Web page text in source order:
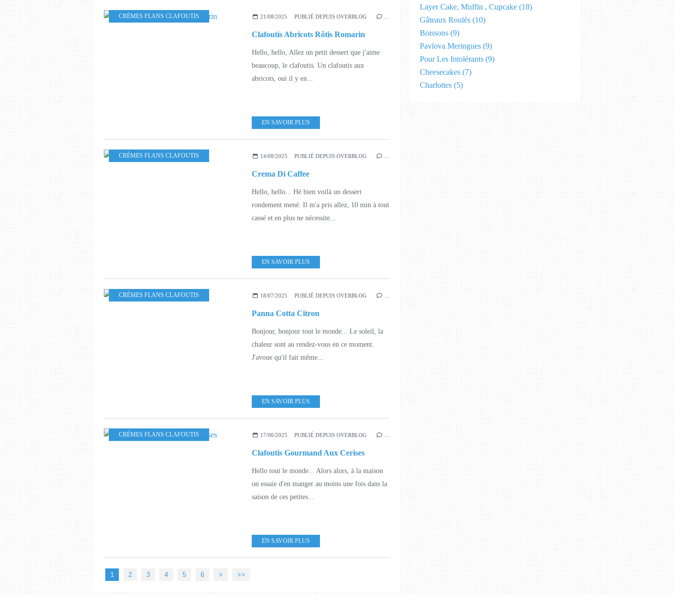
CRÈMES FLANS CLAFOUTIS 21/08/2025 PUBLIÉ DEPUIS OVERBLOG
Clafoutis Abricots Rôtis Romarin
Hello, hello, Allez un petit dessert que j'aime
beaucoup, le clafoutis. Un clafoutis aux
abricots, oui il y en...
EN SAVOIR PLUS
CRÈMES FLANS CLAFOUTIS 14/08/2025 PUBLIÉ DEPUIS OVERBLOG
Crema Di Caffee
Hello, hello... Hé bien voilà un dessert
rondement mené. Il m'a pris allez, 10 min à tout
cassé et en plus ne nécessite...
EN SAVOIR PLUS
CRÈMES FLANS CLAFOUTIS 18/07/2025 PUBLIÉ DEPUIS OVERBLOG
Panna Cotta Citron
Bonjour, bonjour tout le monde... Le soleil, la
chaleur sont au rendez-vous en ce moment.
J'avoue qu'il fait même...
EN SAVOIR PLUS
CRÈMES FLANS CLAFOUTIS 17/06/2025 PUBLIÉ DEPUIS OVERBLOG
Clafoutis Gourmand Aux Cerises
Hello tout le monde... Alors alors, à la maison
on essaie d'en manger au moins une fois dans la
saison de ces petites...
EN SAVOIR PLUS
1 2 3 4 5 6 > >>
Layer Cake, Muffin , Cupcake (18)
Gâteaux Roulés (10)
Boissons (9)
Pavlova Meringues (9)
Pour Les Intolérants (9)
Cheesecakes (7)
Charlottes (5)